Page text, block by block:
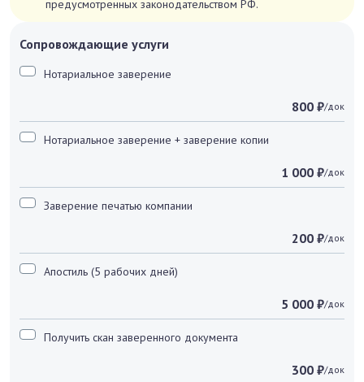
Сопровождающие услуги
Нотариальное заверение
800 ₽/док
Нотариальное заверение + заверение копии
1 000 ₽/док
Заверение печатью компании
200 ₽/док
Апостиль (5 рабочих дней)
5 000 ₽/док
Получить скан заверенного документа
300 ₽/док
предусмотренных законодательством РФ.